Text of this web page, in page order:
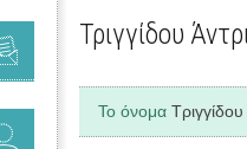
Τριγγίδου
Το όνομα Τριγγίδου